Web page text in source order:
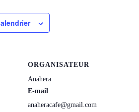
ORGANISATEUR
Anahera
E-mail
anaheracafe@gmail.com